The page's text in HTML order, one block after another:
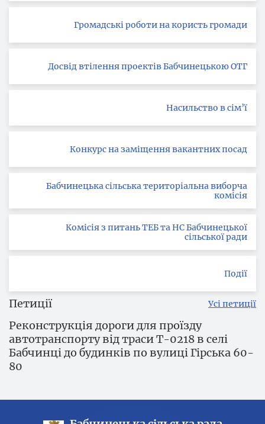
Громадські роботи на користь громади
Досвід втілення проектів Бабчинецькою ОТГ
Насильство в сім’ї
Конкурс на заміщення вакантних посад
Бабчинецька сільська територіальна виборча
комісія
Комісія з питань ТЕБ та НС Бабчинецької
сільської ради
Події
Петиції Усі петиції
Реконструкція дороги для проїзду
автотранспорту від траси Т-0218 в селі
Бабчинці до будинків по вулиці Гірська 60-
80